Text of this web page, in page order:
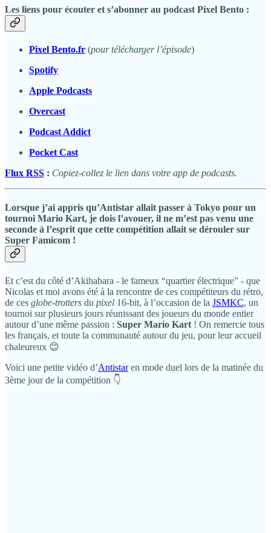
Les liens pour écouter et s’abonner au podcast Pixel Bento :
Pixel Bento.fr (pour télécharger l’épisode)
Spotify
Apple Podcasts
Overcast
Podcast Addict
Pocket Cast
Flux RSS : Copiez-collez le lien dans votre app de podcasts.
Lorsque j’ai appris qu’Antistar allait passer à Tokyo pour un
tournoi Mario Kart, je dois l’avouer, il ne m’est pas venu une
seconde à l’esprit que cette compétition allait se dérouler sur
Super Famicom !
Et c’est du côté d’Akihabara - le fameux “quartier électrique” - que
Nicolas et moi avons été à la rencontre de ces compétiteurs du rétro,
de ces globe-trotters du pixel 16-bit, à l’occasion de la JSMKC, un
tournoi sur plusieurs jours réunissant des joueurs du monde entier
autour d’une même passion : Super Mario Kart ! On remercie tous
les français, et toute la communauté autour du jeu, pour leur accueil
chaleureux 😊
Voici une petite vidéo d’Antistaren mode duel lors de la matinée du
3ème jour de la compétition 👇